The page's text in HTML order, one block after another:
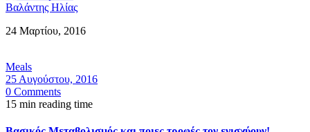
Βαλάντης Ηλίας
24 Μαρτίου, 2016
Meals
25 Αυγούστου, 2016
0 Comments
15 min reading time